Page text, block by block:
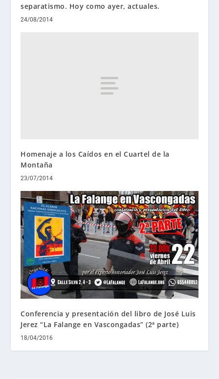
separatismo. Hoy como ayer, actuales.
24/08/2014
Homenaje a los Caídos en el Cuartel de la
Montaña
23/07/2014
Conferencia y presentación del libro de José Luis
Jerez “La Falange en Vascongadas” (2ª parte)
18/04/2016